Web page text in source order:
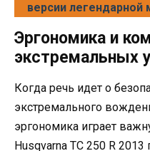
версии легендарной
Эргономика и
экстремальных
Когда речь идет о
экстремального
эргономика играет
Husqvarna TC 250 R